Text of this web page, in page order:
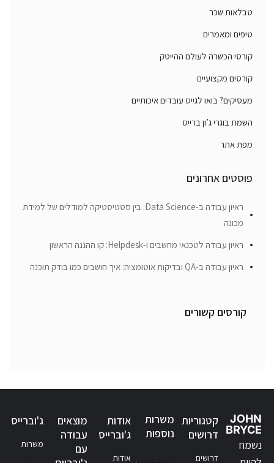
טבלאות שכר
טיפים ומאמרים
קורסי הכשרה לעולם ההייטק
קורסים מקצועיים
מעסיקים? בואו לגייס עובדים איכותיים
השמת בוגרי ג’ון ברייס
מפת אתר
פוסטים אחרונים
ראיון עבודה ב-Data Science: בין סטטיסטיקה למודלים של למידת
מכונה
ראיון עבודה לטכנאי מחשבים ו-Helpdesk: קו ההגנה הראשון
ראיון עבודה ב-QA ובדיקות אוטומציה: איך חושבים כמו בודק תוכנה
קורסים קשורים
JOHN
BRYCE
נשמח
קטגוריות
דרושים
דרושים
משרות
נוספות
אודות
ג'וברייס
אודות
מוצאים
עבודה
עם
ג'וברייס
משרות